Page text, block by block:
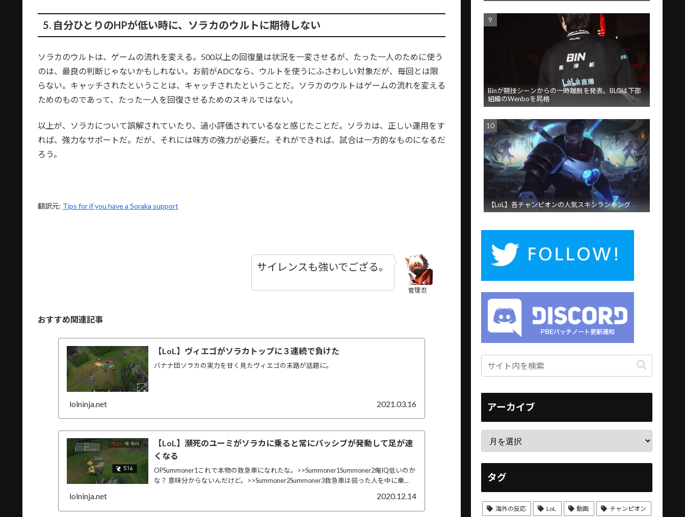
5. 自分ひとりのHPが低い時に、ソラカのウルトに期待しない
ソラカのウルトは、ゲームの流れを変える。500以上の回復量は状況を一変させるが、たった一人のために使う
のは、最良の判断じゃないかもしれない。お前がADCなら、ウルトを使うにふさわしい対象だが、毎回とは限
らない。キャッチされたということは、キャッチされたということだ。ソラカのウルトはゲームの流れを変える
ためのものであって、たった一人を回復させるためのスキルではない。
以上が、ソラカについて誤解されていたり、過小評価されているなと感じたことだ。ソラカは、正しい運用をす
れば、強力なサポートだ。だが、それには味方の強力が必要だ。それができれば、試合は一方的なものになるだ
ろう。
翻訳元: Tips for if you have a Soraka support
管理忍
サイレンスも強いでござる。
おすすめ関連記事
【LoL】ヴィエゴがソラカトップに３連続で負けた
バナナ団ソラカの実力を甘く見たヴィエゴの末路が話題に。
lolninja.net 2021.03.16
【LoL】瀕死のユーミがソラカに乗ると常にパッシブが発動して足が速
くなる
OPSummoner1これで本物の救急車になれたな。>>Summoner1Summoner2俺IQ低いのか
な？ 意味分からないんだけど。>>Summoner2Summoner3救急車は弱った人を中に乗...
lolninja.net 2020.12.14
Binが競技シーンからの一時離脱を発表。BLGは下部
組織のWenboを昇格
【LoL】各チャンピオンの人気スキンランキング
アーカイブ
タグ
海外の反応 LoL 動画 チャンピオン